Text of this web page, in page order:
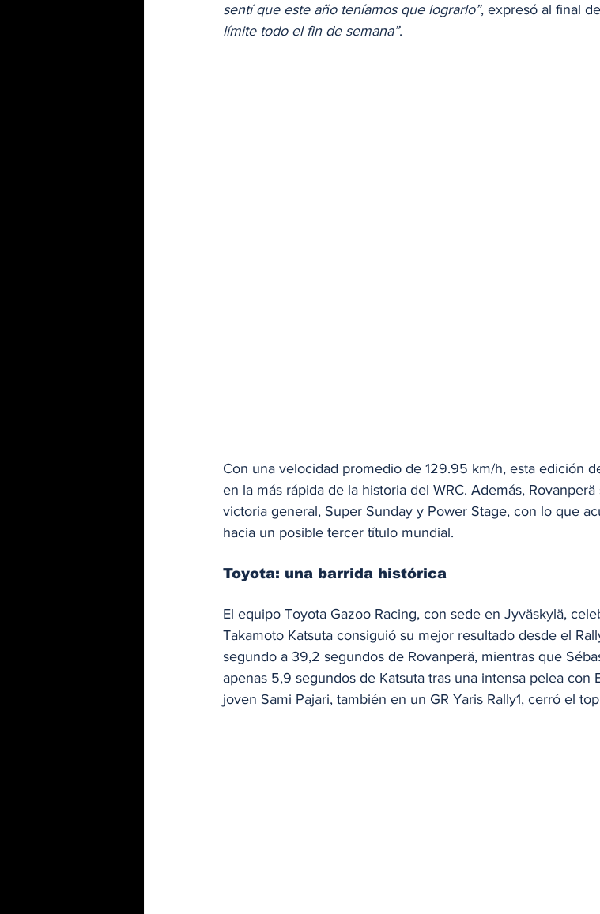
sentí que este año teníamos que lograrlo”, expresó al final
límite todo el fin de semana”.
Con una velocidad promedio de 129.95 km/h, esta edición
en la más rápida de la historia del WRC. Además,
victoria general, Super Sunday y Power Stage, con lo que
hacia un posible tercer título mundial.
Toyota: una barrida histórica
El equipo Toyota Gazoo Racing, con sede en Jyväskylä,
Takamoto Katsuta consiguió su mejor resultado desde el
segundo a 39,2 segundos de Rovanperä, mientras que
apenas 5,9 segundos de Katsuta tras una intensa pelea con
joven Sami Pajari, también en un GR Yaris Rally1, cerró el